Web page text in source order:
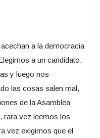
a la democracia
a un candidato,
y luego nos
las cosas salen mal,
de la Asamblea
rara vez leemos los
vez exigimos que el